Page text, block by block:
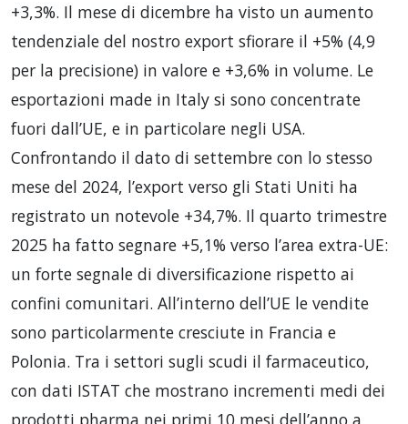
+3,3%. Il mese di dicembre ha visto un aumento
tendenziale del nostro export sfiorare il +5% (4,9
per la precisione) in valore e +3,6% in volume. Le
esportazioni made in Italy si sono concentrate
fuori dall’UE, e in particolare negli USA.
Confrontando il dato di settembre con lo stesso
mese del 2024, l’export verso gli Stati Uniti ha
registrato un notevole +34,7%. Il quarto trimestre
2025 ha fatto segnare +5,1% verso l’area extra-UE:
un forte segnale di diversificazione rispetto ai
confini comunitari. All’interno dell’UE le vendite
sono particolarmente cresciute in Francia e
Polonia. Tra i settori sugli scudi il farmaceutico,
con dati ISTAT che mostrano incrementi medi dei
prodotti pharma nei primi 10 mesi dell’anno a